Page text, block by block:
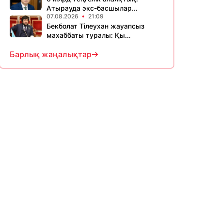
Атырауда экс-басшылар...
07.08.2026 21:09
Бекболат Тілеухан жауапсыз
махаббаты туралы: Қы...
Барлық жаңалықтар